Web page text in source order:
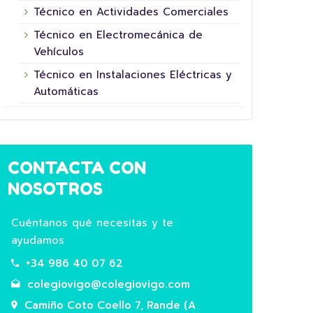
16 junio, 2026
Técnico en Actividades Comerciales
Técnico en Electromecánica de
Vehículos
Técnico en Instalaciones Eléctricas y
Automáticas
CONTACTA CON
NOSOTROS
Cuéntanos qué necesitas y te
ayudamos
+34 986 40 07 62
colegiovigo@colegiovigo.com
Camiño Coto Coello 7, Rande (A